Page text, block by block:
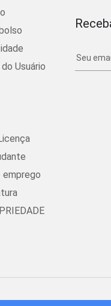
Usuário
emprego